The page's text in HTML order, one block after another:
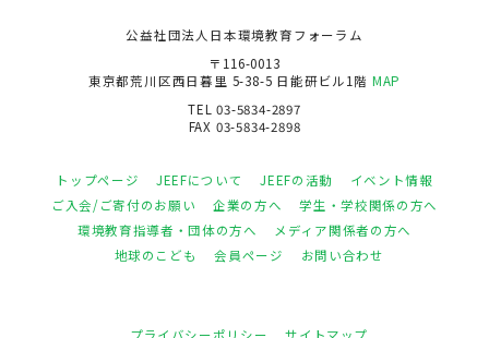
公益社団法人日本環境教育フォーラム
〒116-0013
東京都荒川区西日暮里 5-38-5 日能研ビル1階 MAP
TEL 03-5834-2897
FAX 03-5834-2898
トップページ JEEFについて JEEFの活動
イベント情報
ご入会/ご寄付のお願い
企業の方へ
学生・学校関係の方へ
環境教育指導者・団体の方へ
メディア関係者の方へ
地球のこども
会員ページ お問い合わせ